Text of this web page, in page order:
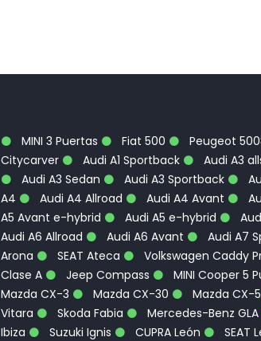
MINI 3 Puertas Fiat 500 Peugeot
Citycarver
Audi A1 Sportback Audi A3
Audi A3 Sedan
Audi A3 Sportback
A4
Audi A4 Allroad Audi A4 Avant
A5 Avant e-hybrid
Audi A5 e-hybrid
Audi A6 Allroad
Audi A6 Avant Audi A7
Arona
SEAT Ateca Volkswagen Caddy
Clase A
Jeep Compass MINI Cooper 5
Mazda CX-3
Mazda CX-30 Mazda CX-5
Vitara
Skoda Fabia Mercedes-Benz GLA
Ibiza
Suzuki Ignis CUPRA León SEAT